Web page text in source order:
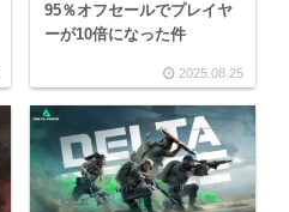
95％オフセールでプレイヤ
ーが10倍になった件
2025.08.25